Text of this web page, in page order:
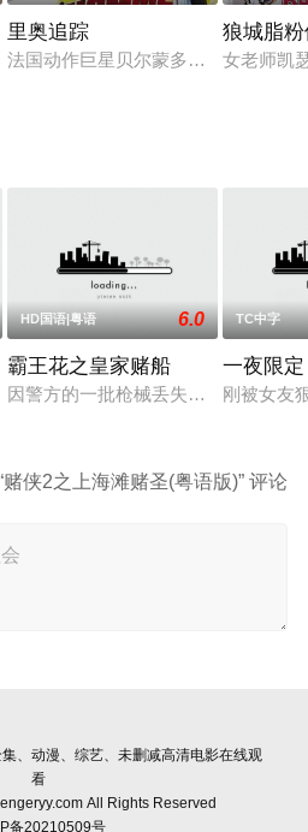
张大金受传销头目包哥欺骗，不仅
里奥追踪
法国动作巨星贝尔蒙多最走红时主演
狼城脂
女老师凯
夫曼 Cooper Hoffman 饰）在著名艺
HD国语|粤语 6.0
霸王花之皇家赌船
因警方的一批枪械丢失，飞虎队简
TC中字
一夜限定
刚被女友
赌侠2之上海滩赌圣(粤语版)” 评论
、动漫、综艺、未删减高清电影在线观
看
All Rights Reserved
备20210509号